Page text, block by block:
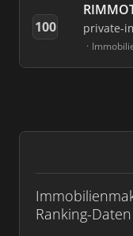
Ranking-
100 private-